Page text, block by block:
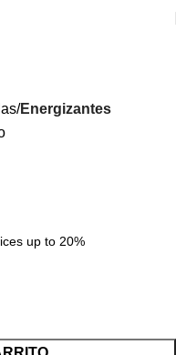
Energizantes
up to 20%